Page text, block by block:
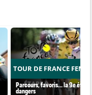
TOUR DE FRANCE
Parcours, favoris… la 9e étape
dangers